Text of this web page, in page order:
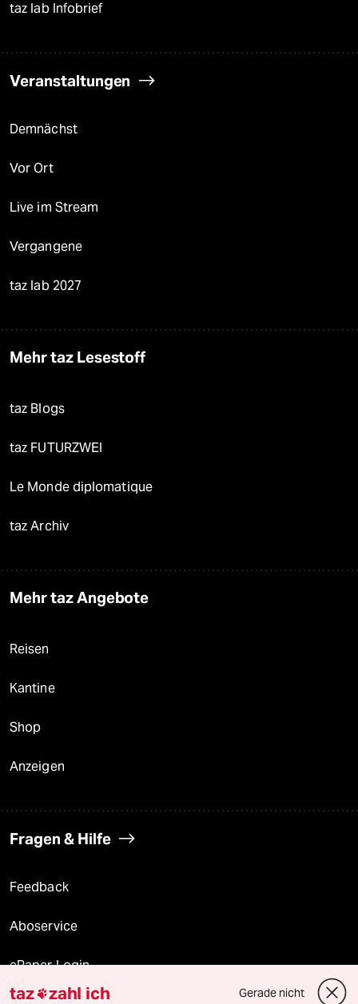
taz lab Infobrief
Veranstaltungen
Demnächst
Vor Ort
Live im Stream
Vergangene
taz lab 2027
Mehr taz Lesestoff
taz Blogs
taz FUTURZWEI
Le Monde diplomatique
taz Archiv
Mehr taz Angebote
Reisen
Kantine
Shop
Anzeigen
Fragen & Hilfe
Feedback
Aboservice
ePaper Login
taz zahl ich Gerade nicht